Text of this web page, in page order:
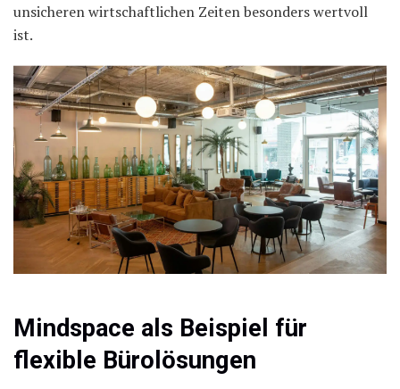
unsicheren wirtschaftlichen Zeiten besonders wertvoll
ist.
Mindspace als Beispiel für
flexible Bürolösungen